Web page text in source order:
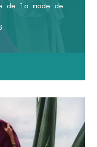
de la mode de